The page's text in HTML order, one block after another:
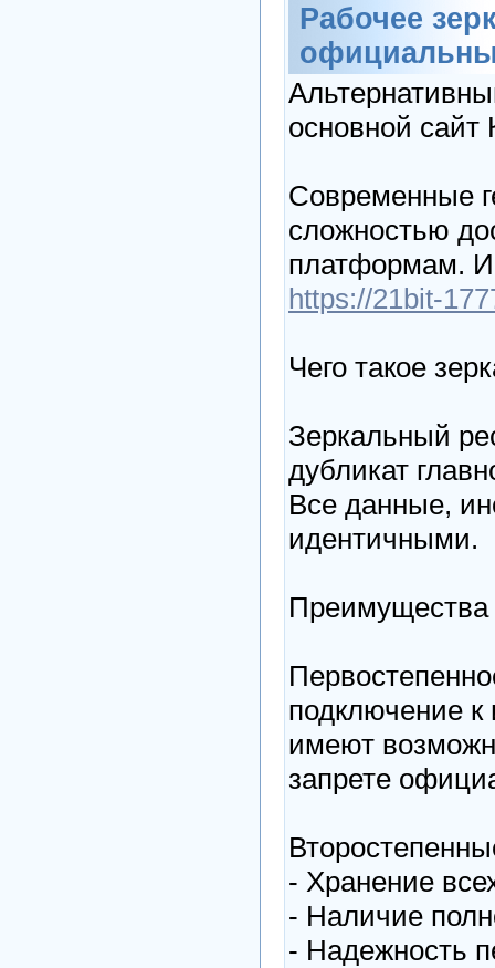
Рабочее
основной сайт
Современные
сложностью
платформам.
https://21bit-
Чего такое
Зеркальный
дубликат
Все данные,
идентичными.
Преимущества
подключение к
имеют
запрете
- Хранение
- Наличие
- Надежность